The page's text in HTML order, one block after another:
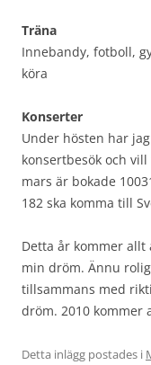
Träna
Innebandy, fotboll,
köra
Konserter
Under hösten har
konsertbesök och
mars är bokade
182 ska komma till
Detta år kommer
min dröm. Ännu
tillsammans med
dröm. 2010
Detta inlägg postades i